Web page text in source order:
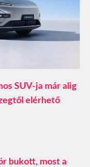
SUV-ja már alig
elérhető
bukott, most a